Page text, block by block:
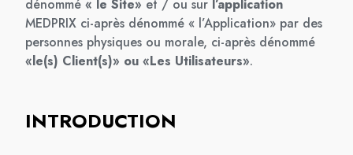
dénommé « le Site» et / ou sur l’application
MEDPRIX ci-après dénommé « l’Application» par des
personnes physiques ou morale, ci-après dénommé
«le(s) Client(s)» ou «Les Utilisateurs».
INTRODUCTION